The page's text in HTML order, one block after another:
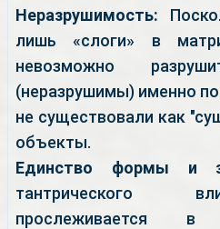
Неразрушимость:
лишь «слоги» в
невозможно
(неразрушимы) именно
не существовали как
объекты.
Единство формы и
тантрического
прослеживается